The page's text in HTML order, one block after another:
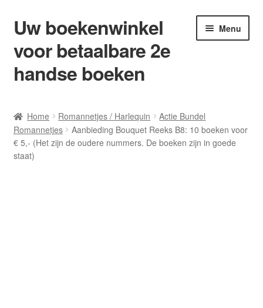
Ga
door
naar
navigatie
Ga
naar
de
inhoud
Uw boekenwinkel
voor betaalbare 2e
handse boeken
Menu
Afrekenen
Algemene Voorwaarden
Home Romannetjes / Harlequin
Actie Bundel
Romannetjes
Aanbieding Bouquet Reeks B8: 10 boeken voor
€ 5,- (Het zijn de oudere nummers. De boeken zijn in goede
staat)